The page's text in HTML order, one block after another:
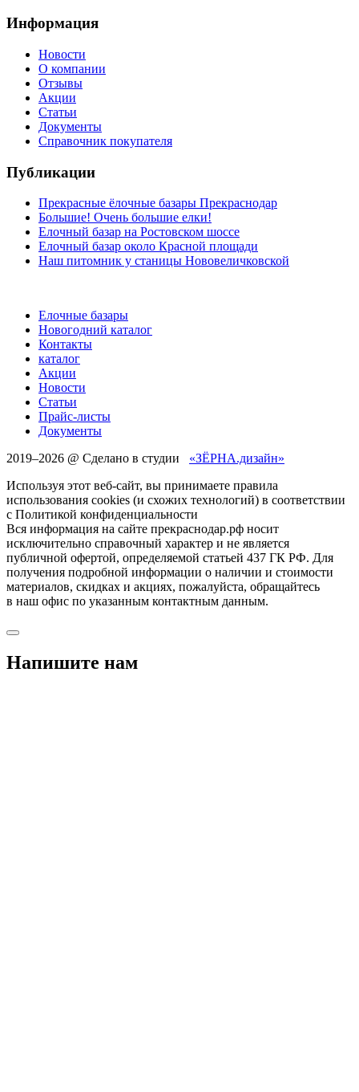
Информация
Новости
О компании
Отзывы
Акции
Статьи
Документы
Справочник покупателя
Публикации
Прекрасные ёлочные базары Прекраснодар
Большие! Очень большие елки!
Елочный базар на Ростовском шоссе
Елочный базар около Красной площади
Наш питомник у станицы Нововеличковской
Елочные базары
Новогодний каталог
Контакты
каталог
Акции
Новости
Статьи
Прайс-листы
Документы
2019–2026 @ Сделано в студии «ЗЁРНА.дизайн»
Используя этот веб-сайт, вы принимаете правила
использования cookies (и схожих технологий) в соответствии
с Политикой конфиденциальности
Вся информация на сайте прекраснодар.рф носит
исключительно справочный характер и не является
публичной офертой, определяемой статьей 437 ГК РФ. Для
получения подробной информации о наличии и стоимости
материалов, скидках и акциях, пожалуйста, обращайтесь
в наш офис по указанным контактным данным.
Напишите нам